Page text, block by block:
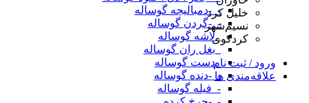
-_-دمبالیچه گوساله
-_-گردن گوساله
_لاشه گوساله
_بغل ران گوساله
_دست گوساله
-_-دنده گوساله
-_فیله گوساله
خلیل کرد
نسیم‌شهر
کردکوی
ورود / ثبت نام
علاقه‌مندی ها